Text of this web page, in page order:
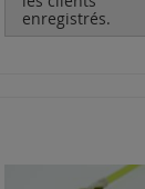
enregistrés.